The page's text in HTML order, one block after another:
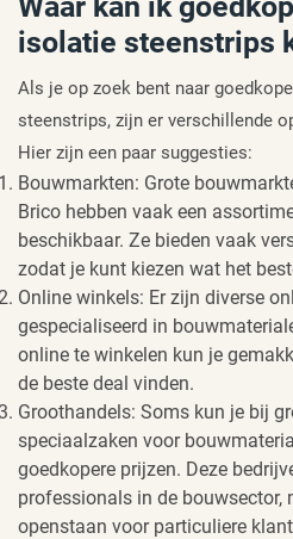
isolatie steenstrips
Als je op zoek bent naar
steenstrips, zijn er verschillende
Hier zijn een paar suggesties:
Bouwmarkten: Grote
Brico hebben vaak een
beschikbaar. Ze bieden vaak
zodat je kunt kiezen wat het
Online winkels: Er zijn diverse
gespecialiseerd in
online te winkelen kun je
de beste deal vinden.
Groothandels: Soms kun je bij
speciaalzaken voor
goedkopere prijzen. Deze
professionals in de bouwsector,
openstaan voor particuliere